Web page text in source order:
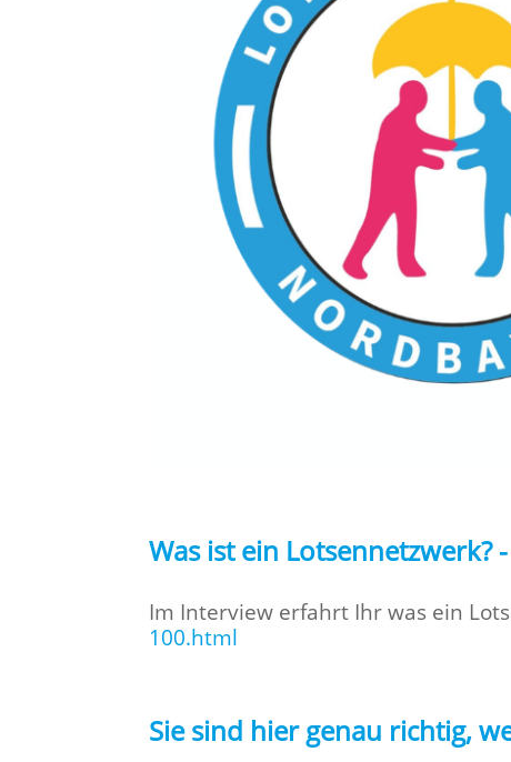
Was ist ein
Im Interview erfahrt Ihr was ein
100.html
Sie sind hier genau richtig,